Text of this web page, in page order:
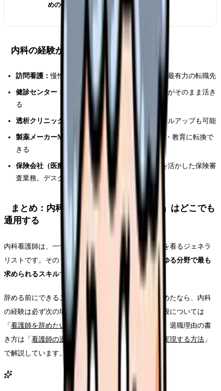
めの全知識
内科の経験が活きる転職先
訪問看護：慢性疾患の管理スキルが直接活かせる最有力の転職先
健診センター：
内科の検査知識・生活指導スキルがそのまま活き
る
透析クリニック： 腎疾患の知識を深められ、スキルアップも可能
製薬メーカーMR（内科領域）：
疾患知識を営業・教育に転換で
きる
保険会社（医療アンダーライター）：
疾患知識を活かした保険審
査業務。デスクワーク中心
まとめ：内科で培った「全身を看る力」はどこでも
通用する
内科看護師は、一つの臓器ではなく患者さんの全身を看るジェネラ
リストです。その「全身を看る力」は、
看護のあらゆる分野で最も
求められるスキルです。
辞める前にできることを試し、それでも辞めると決めたなら、内科
の経験は必ず次の場所で輝きます。看護師の退職全般については
「 看護師を辞めたいと感じたら読む完全ガイド
」で、退職理由の書
き方は「 看護師の退職理由｜例文付きで円満退職を実現する方法 」
で解説しています。